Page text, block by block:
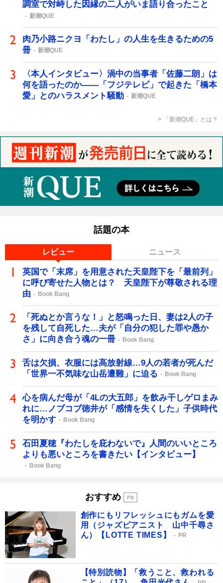
調室で対峙した因縁の二人がいま語り合ったこと
新潮QUE
肉乃小路ニクヨ「わたし」の人生を生きるための5
冊
新潮QUE
〈本人インタビュー〉渦中の当事者「佐藤二朗」は
何を語ったのか――「フジテレビ」で起きた「橋本
愛」とのハラスメント騒動
新潮QUE
「新潮QUE」とは？
話題の本
レビュー ニュース
英国で「末席」を用意された天皇陛下を「最前列」
に呼び寄せた人物とは？ 天皇陛下が尊敬される理
由
Book Bang
「死ぬとか言うな！」と怒鳴った日、妻は2人の子
を残して自死した…夫が「自分の犯した罪や愚か
さ」に向き合う魂の一冊
Book Bang
舌は欠損、衣服には高放射線…9人の若者が死んだ
「世界一不気味な山岳遭難」に迫る
Book Bang
心を病んだ母が「4Lの大五郎」を飲み干しゲロまみ
れに…ノブコブ徳井が「感情を失くした」子供時代
を明かす
Book Bang
石田夏穂『わたしを庇わないで』人間のいいところ
よりも悪いところを書きたい【インタビュー】
Book Bang
おすすめ
創作にもリフレッシュにもガムを愛
用（ジャズピアニスト 山中千尋さ
ん）【LOTTE TIMES】
PR
【特別読物】「救うこと、救われる